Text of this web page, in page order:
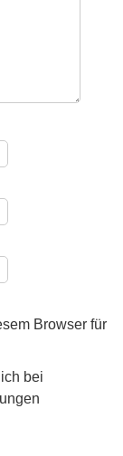
Browser für
bei